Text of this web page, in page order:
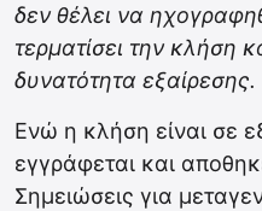
δεν θέλει να
τερματίσει την κλήση
δυνατότητα εξαίρεσης.
Ενώ η κλήση είναι σε
εγγράφεται και
Σημειώσεις για